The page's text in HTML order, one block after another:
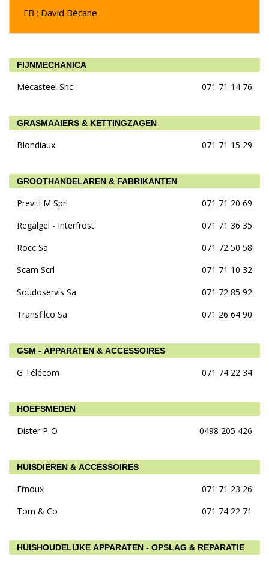
FB : David Bécane
FIJNMECHANICA
Mecasteel Snc 071 71 14 76
GRASMAAIERS & KETTINGZAGEN
Blondiaux 071 71 15 29
GROOTHANDELAREN & FABRIKANTEN
Previti M Sprl
071 71 20 69
Regalgel - Interfrost
071 71 36 35
Rocc Sa
071 72 50 58
Scam Scrl
071 71 10 32
Soudoservis Sa
071 72 85 92
Transfilco Sa
071 26 64 90
GSM - APPARATEN & ACCESSOIRES
G Télécom 071 74 22 34
HOEFSMEDEN
Dister P-O 0498 205 426
HUISDIEREN & ACCESSOIRES
Ernoux
071 71 23 26
Tom & Co
071 74 22 71
HUISHOUDELIJKE APPARATEN - OPSLAG & REPARATIE